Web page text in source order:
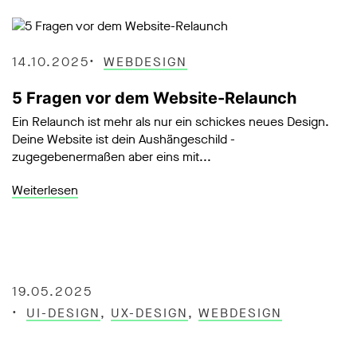
14.10.2025 WEBDESIGN
5 Fragen vor dem Website-Relaunch
Ein Relaunch ist mehr als nur ein schickes neues Design.
Deine Website ist dein Aushängeschild -
zugegebenermaßen aber eins mit...
Weiterlesen
19.05.2025
UI-DESIGN, UX-DESIGN, WEBDESIGN